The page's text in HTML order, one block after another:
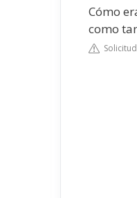
Cómo
como